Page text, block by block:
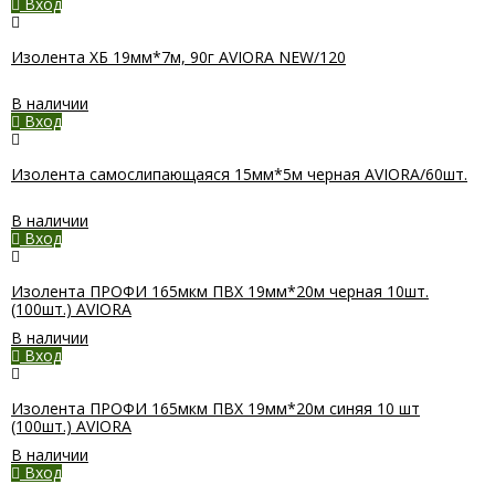
Изолента ХБ 19мм*7м, 90г AVIORA NEW/120
В наличии
Вход
Изолента самослипающаяся 15мм*5м черная AVIORA/60шт.
В наличии
Вход
Изолента ПРОФИ 165мкм ПВХ 19мм*20м черная 10шт.
(100шт.) AVIORA
В наличии
Вход
Изолента ПРОФИ 165мкм ПВХ 19мм*20м синяя 10 шт
(100шт.) AVIORA
В наличии
Вход